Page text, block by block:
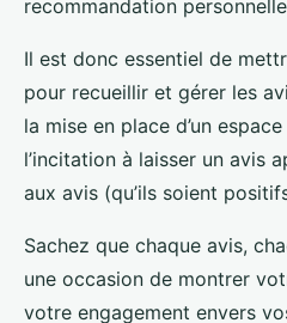
recommandation
Il est donc essentiel de
pour recueillir et gérer les
la mise en place d’un
l’incitation à laisser un avis
aux avis (qu’ils soient
Sachez que chaque avis,
une occasion de montrer
votre engagement envers